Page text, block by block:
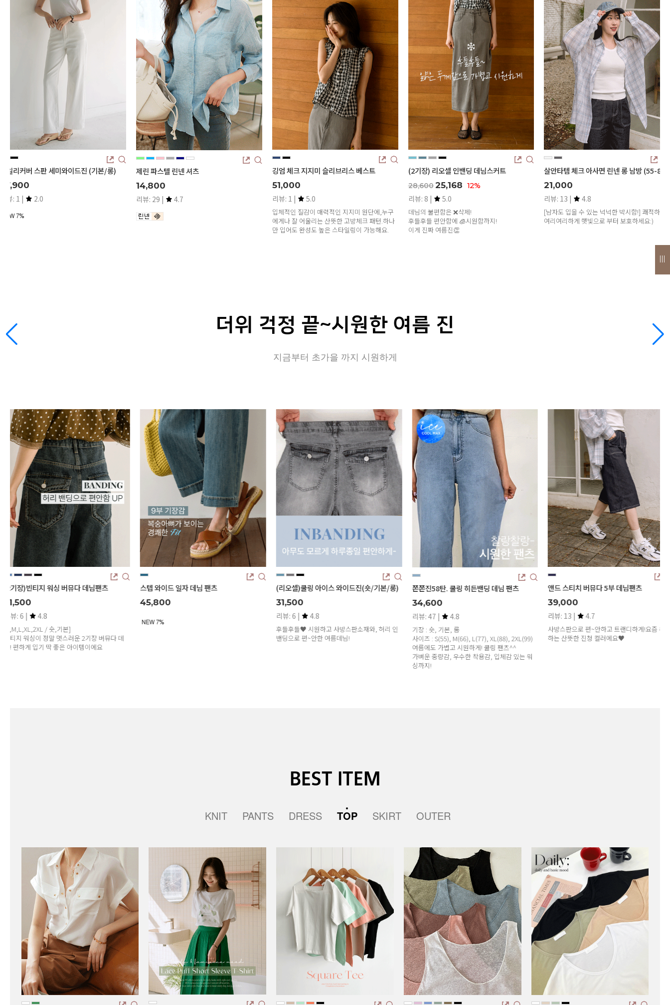
데일리커버 스판 세미와이드진 (기본/롱)
37,900
리뷰: 1 |
2.0
제린 파스텔 린넨 셔츠
14,800
리뷰: 29 |
4.7
깅엄 체크 지지미 슬리브리스 베스트
51,000
리뷰: 1 |
5.0
입체적인 질감이 매력적인 지지미 원단에,누구
에게나 잘 어울리는 산뜻한 고방체크 패턴.하나
만 입어도 완성도 높은 스타일링이 가능해요.
(2기장) 리오셀 인밴딩 데님스커트
28,600 25,168 12%
리뷰: 8 | 5.0
데님의 불편함은 ❌삭제!
후들후들 편안함에 🧊시원함까지!
이게 진짜 여름진👏
살안타템 체크 아사면 린넨 롱 남방 (55-88)
21,000
리뷰: 13 |
4.8
[남자도 입을 수 있는 넉넉한 박시함!] 쾌적하고
여리여리하게 햇빛으로 부터 보호하세요:)
더위 걱정 끝~시원한 여름 진
지금부터 초가을 까지 시원하게
(2기장)빈티지 워싱 버뮤다 데님팬츠
31,500
리뷰: 6 |
4.8
[S,M,L,XL,2XL / 숏,기본]
빈티지 워싱이 정말 멋스러운 2기장 버뮤다 데
님! 편하게 입기 딱 좋은 아이템이에요
스텝 와이드 일자 데님 팬츠
45,800
(리오셀)쿨링 아이스 와이드진(숏/기본/롱)
31,500
리뷰: 6 |
4.8
후들후들♥ 시원하고 사방스판소재와, 허리 인
밴딩으로 편~안한 여름데님!
쫀쫀진58탄. 쿨링 히든밴딩 데님 팬츠
34,600
리뷰: 47 |
4.8
기장 : 숏, 기본, 롱
사이즈 : S(55), M(66), L(77), XL(88), 2XL(99)
여름에도 가볍고 시원하게! 쿨링 팬츠^^
가벼운 중량감, 우수한 착용감, 입체감 있는 워
싱까지!
앤드 스티치 버뮤다 5부 데님팬츠
39,000
리뷰: 13 |
4.7
사방스판으로 편~안하고 트랜디하게!요즘 유행
하는 산뜻한 진청 컬러에요♥
BEST ITEM